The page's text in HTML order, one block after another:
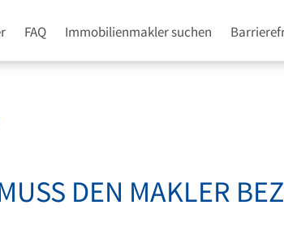
FAQ Immobilienmakler suchen
DEN MAKLER